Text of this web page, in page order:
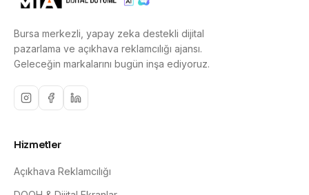
Bursa merkezli, yapay zeka destekli dijital
pazarlama ve açıkhava reklamcılığı ajansı.
Geleceğin markalarını bugün inşa ediyoruz.
Hizmetler
Açıkhava Reklamcılığı